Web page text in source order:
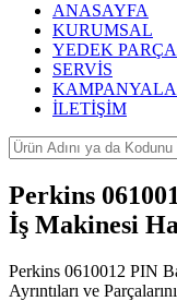
ANASAYFA
KURUMSAL
YEDEK PARÇA
SERVİS
İLETİŞİM
Perkins
İş Makinesi
Perkins 0610012 PIN
Ayrıntıları ve